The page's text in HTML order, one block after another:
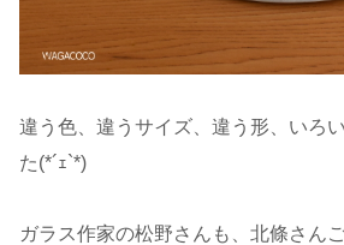
違う色、違うサイズ、違う形、いろ
た(*´ｪ`*)
ガラス作家の松野さんも、北條さん